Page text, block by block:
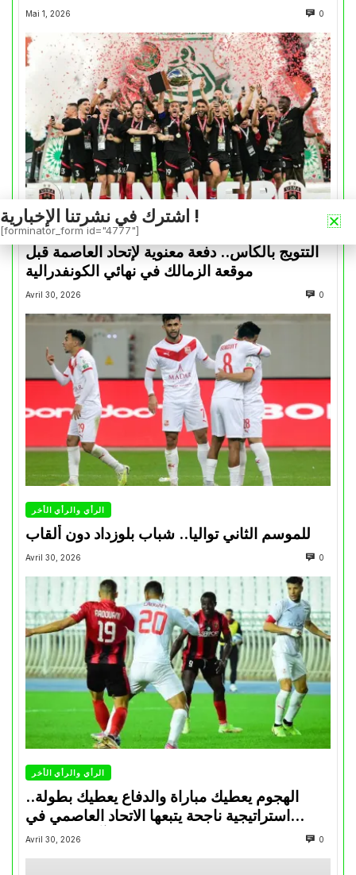
Mai 1, 2026 0
كأس الكونفدرالية
التتويج بالكأس.. دفعة معنوية لإتحاد العاصمة قبل
موقعة الزمالك في نهائي الكونفدرالية
Avril 30, 2026 0
الرأي والرأي الأخر
للموسم الثاني تواليا.. شباب بلوزداد دون ألقاب
Avril 30, 2026 0
الرأي والرأي الأخر
الهجوم يعطيك مباراة والدفاع يعطيك بطولة..
استراتيجية ناجحة يتبعها الاتحاد العاصمي في
تتويجاته آخر السنوات
Avril 30, 2026 0
اشترك في نشرتنا الإخبارية !
[forminator_form id="4777"]